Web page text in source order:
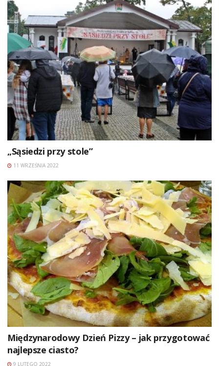
„Sąsiedzi przy stole”
11 WRZEŚNIA 2022
Międzynarodowy Dzień Pizzy – jak przygotować
najlepsze ciasto?
9 LUTEGO 2022